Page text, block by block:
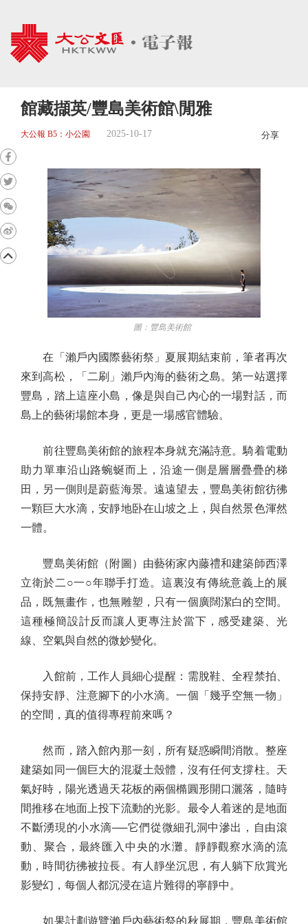
館藏擷英/豐島美術館\閒雅
大公報 B5：小公園 2025-10-17 分享
圖：豐島美術館
在「瀨戶內國際藝術祭」夏展期結束前，筆者再次
來到高松，「二刷」瀨戶內海的藝術之島。第一站選擇
豐島，踏上這座小島，像是與自己內心的一場對話，而
島上的藝術場館本身，更是一場感官體驗。
前往豐島美術館的旅程本身就充滿詩意。騎着電動
助力單車沿山路蜿蜒而上，沿途一側是層層疊疊的梯
田，另一側則是蔚藍海景。遠遠望去，豐島美術館彷彿
一顆巨大水滴，安靜地卧在山坡之上，與自然景色渾然
一體。
豐島美術館（附圖）由藝術家內藤禮和建築師西澤
立衛於二○一○年聯手打造。這裏沒有傳統意義上的展
品，既無畫作，也無雕塑，只有一個廣闊潔白的空間。
這種極簡設計反而讓人更專注於當下，感受建築、光
線、空氣與自然的微妙變化。
入館前，工作人員細心提醒：需脫鞋、全程禁拍、
保持安靜、注意腳下的小水滴。一個「幾乎空無一物」
的空間，真的值得專程前來嗎？
然而，踏入館內那一刻，所有疑惑瞬間消散。整座
建築如同一個巨大的混凝土殼體，沒有任何支撐柱。天
氣好時，陽光透過天花板的兩個橢圓形開口灑落，隨時
間推移在地面上投下流動的光影。最令人着迷的是地面
不斷湧現的小水滴──它們從微細孔洞中滲出，自由滾
動、聚合，最終匯入中央的水灘。靜靜觀察水滴的流
動，時間彷彿被拉長。有人靜坐沉思，有人躺下欣賞光
影變幻，每個人都沉浸在這片難得的寧靜中。
如果計劃遊覽瀨戶內藝術祭的秋展期，豐島美術館